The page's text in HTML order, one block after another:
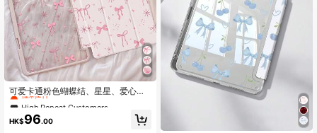
4.91 11K 追蹤者
4.91 11K 追蹤者
可爱卡通粉色蝴蝶结、星星、爱心双
面亚克力透明水晶后盖，防震耐用，
适用于第7、8（10.2英寸）和第10代i
Pad。内置笔槽，支持睡眠/唤醒功
High Repeat Customers
僅剩2件
High Repeat Customers
僅剩2件
High Repeat Customers
僅剩2件
High Repeat Customers
HK$96.00